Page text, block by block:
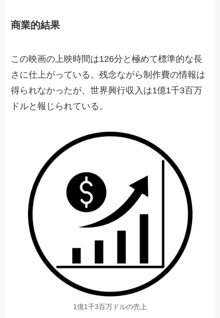
商業的結果
この映画の上映時間は126分と極めて標準的な長
さに仕上がっている。残念ながら制作費の情報は
得られなかったが、世界興行収入は1億1千3百万
ドルと報じられている。
1億1千3百万ドルの売上